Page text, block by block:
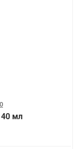
0
40 мл